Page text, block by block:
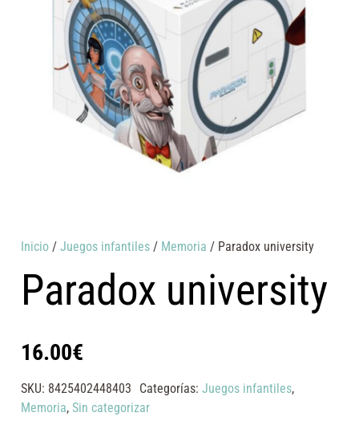
Inicio /Juegos infantiles / Memoria / Paradox university
Paradox university
16.00€
SKU: 8425402448403 Categorías: Juegos infantiles,
Memoria,Sin categorizar